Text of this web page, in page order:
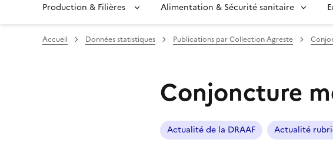
Production & Filières Alimentation & Sécurité sanitaire
Accueil Données statistiques Publications par Collection Agreste
Conjoncture
Actualité de la DRAAF Actualité